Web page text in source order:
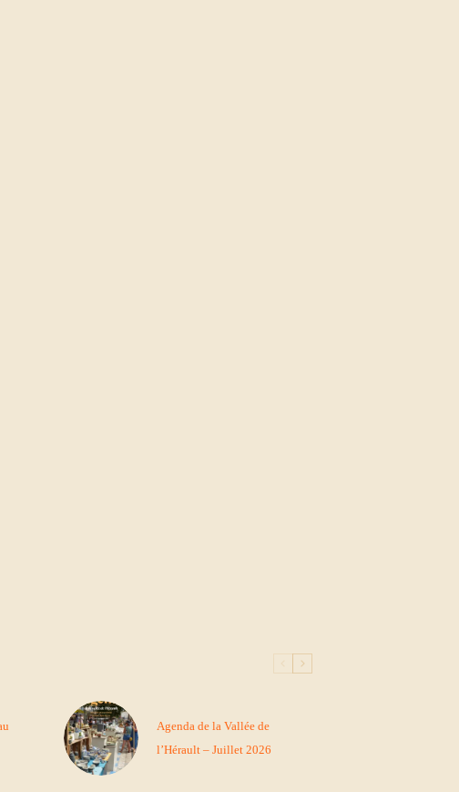
Agenda de la Vallée de
l’Hérault – Juillet 2026